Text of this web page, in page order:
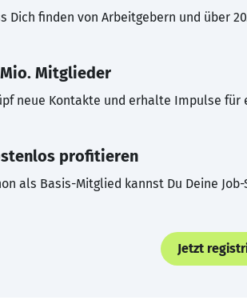
Dich finden von Arbeitgebern und über
Mio. Mitglieder
neue Kontakte und erhalte Impulse für
profitieren
als Basis-Mitglied kannst Du Deine
Jetzt